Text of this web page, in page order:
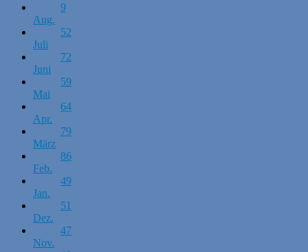
9
Aug.
52
Juli
72
Juni
59
Mai
64
Apr.
79
März
86
Feb.
49
Jan.
51
Dez.
47
Nov.